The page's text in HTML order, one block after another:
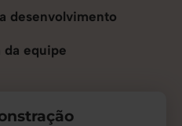
desenvolvimento
da equipe